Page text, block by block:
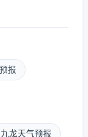
报
九龙天气预报